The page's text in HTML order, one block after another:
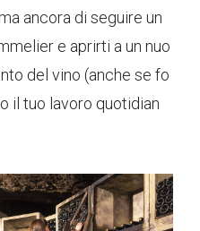
ancora di seguire un
e aprirti a un nuo
del vino (anche se fo
il tuo lavoro quotidian